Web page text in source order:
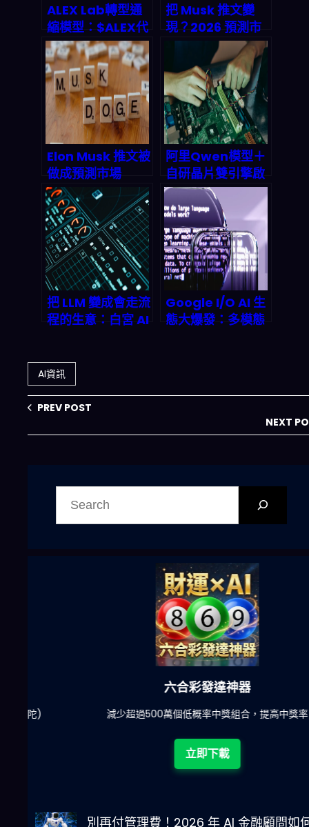
ALEX Lab轉型通
縮模型：$ALEX代
幣回購燒毀機制與
2026年Stacks生
態價值前景
把 Musk 推文變
現？2026 預測市
場自動化套利實戰
與 AI 流水線拆解
Elon Musk 推文被
做成預測市場
2026 爆賺 8 萬美
元：名人社交如何
變成兆美元級金融
賭局
阿里Qwen模型＋
自研晶片雙引擎啟
動：中國AI工廠全
棧霸權的深度拆解
把 LLM 變成會走流
程的生意：白宮 AI
workflow 與 n8n
實戰啟示
Google I/O AI 生
態大爆發：多模態
AI資訊
PREV POST
NEXT
六合彩發達神器
減少超過500萬個低概率中獎組合，提高中獎率
立即下載
別再付管理費！2026 年 AI 金融顧問如